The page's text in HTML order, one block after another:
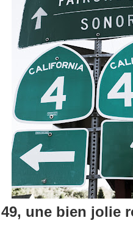
une bien jolie